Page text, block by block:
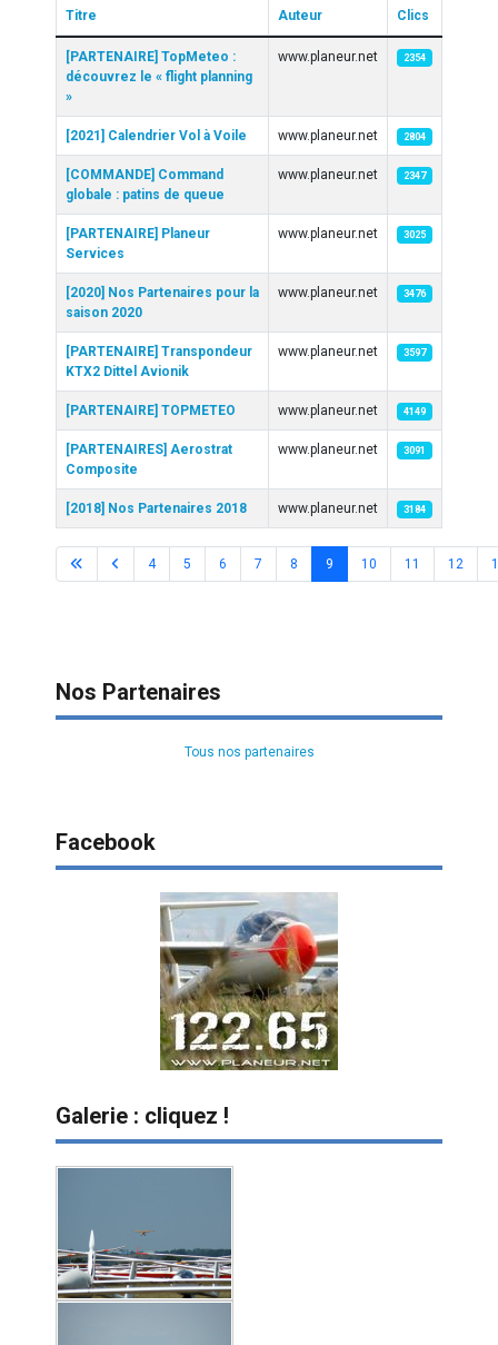
Titre Auteur Clics
[PARTENAIRE] TopMeteo :
découvrez le « flight planning
»
www.planeur.net 2354
[2021] Calendrier Vol à Voile www.planeur.net 2804
[COMMANDE] Command
globale : patins de queue
www.planeur.net 2347
[PARTENAIRE] Planeur
Services
www.planeur.net 3025
[2020] Nos Partenaires pour la
saison 2020
www.planeur.net 3476
[PARTENAIRE] Transpondeur
KTX2 Dittel Avionik
www.planeur.net 3597
[PARTENAIRE] TOPMETEO www.planeur.net 4149
[PARTENAIRES] Aerostrat
Composite
www.planeur.net 3091
[2018] Nos Partenaires 2018 www.planeur.net 3184
Page 9 sur 41
4 5 6 7 8 9 10 11 12
Nos Partenaires
Tous nos partenaires
Facebook
Galerie : cliquez !